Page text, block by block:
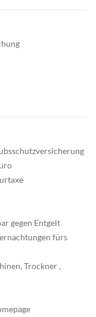
gegen Entgelt
fürs
Trockner ,